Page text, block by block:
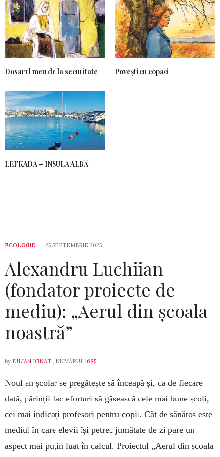
Dosarul meu de la securitate Povești cu copaci
LEFKADA – INSULA ALBĂ
ECOLOGIE 25 SEPTEMBRIE 2025
Alexandru Luchiian
(fondator proiecte de
mediu): „Aerul din școala
noastră”
by IULIAN IGNAT , NUMĂRUL 1685
Noul an școlar se pregătește să înceapă și, ca de fiecare
dată, părinții fac eforturi să găsească cele mai bune școli,
cei mai indicați profesori pentru copii. Cât de sănătos este
mediul în care elevii își petrec jumătate de zi pare un
aspect mai puțin luat în calcul. Proiectul „Aerul din școala